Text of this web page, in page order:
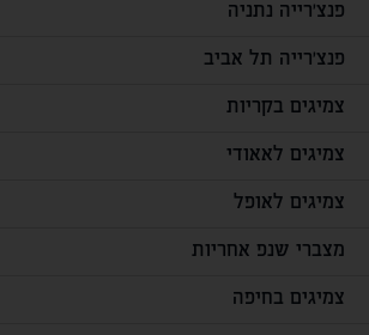
פנצ'רייה נתניה
פנצ'רייה תל אביב
צמיגים בקריות
צמיגים לאאודי
צמיגים לאופל
מצברי שנפ אחריות
צמיגים בחיפה